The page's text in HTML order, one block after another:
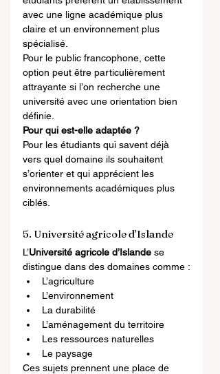
avec une ligne académique plus
claire et un environnement plus
spécialisé.
Pour le public francophone, cette
option peut être particulièrement
attrayante si l’on recherche une
université avec une orientation bien
définie.
Pour qui est-elle adaptée ?
Pour les étudiants qui savent déjà
vers quel domaine ils souhaitent
s’orienter et qui apprécient les
environnements académiques plus
ciblés.
5. Université agricole d’Islande
L’Université agricole d’Islande se
distingue dans des domaines comme :
L’agriculture
L’environnement
La durabilité
L’aménagement du territoire
Les ressources naturelles
Le paysage
Ces sujets prennent une place de